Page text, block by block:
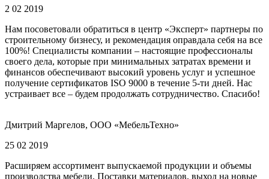
2 02 2019
Нам посоветовали обратиться в центр «Эксперт» партнеры по
строительному бизнесу, и рекомендация оправдала себя на все
100%! Специалисты компании – настоящие профессионалы
своего дела, которые при минимальных затратах времени и
финансов обеспечивают высокий уровень услуг и успешное
получение сертификатов ISO 9000 в течение 5-ти дней. Нас
устраивает все – будем продолжать сотрудничество. Спасибо!
Дмитрий Маргелов, ООО «МебельТехно»
25 02 2019
Расширяем ассортимент выпускаемой продукции и объемы
производства мебели. Поставки материалов, выход на новые